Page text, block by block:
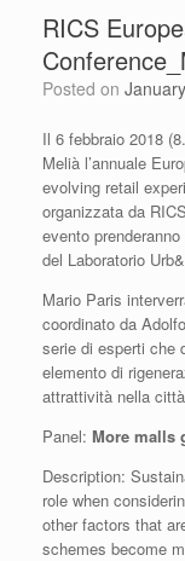
RICS
Posted on
Il 6 febbraio 2018
Melià l’annuale
evolving retail
organizzata da
evento
del Laboratorio
Mario Paris
coordinato da
serie di esperti che
elemento di
attrattività nella
Panel: More malls
Description:
role when
other factors that
schemes become